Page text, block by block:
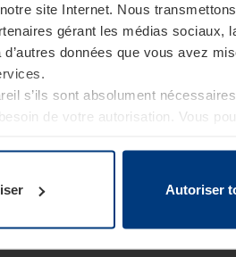
site Internet. Nous
gérant les médias sociaux,
données que vous avez
s’ils sont absolument
de votre autorisation. Vous
Autoriser